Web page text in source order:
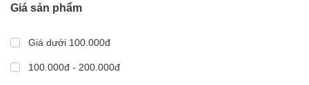
Giá sản phẩm
Giá dưới 100.000đ
100.000đ - 200.000đ